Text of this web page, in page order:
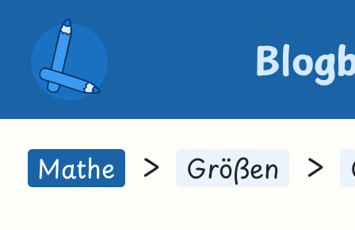
Mathe > Größen >